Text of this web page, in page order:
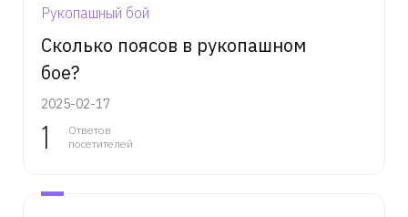
Рукопашный бой
Сколько поясов в рукопашном
бое?
2025-02-17
1
Ответов
посетителей